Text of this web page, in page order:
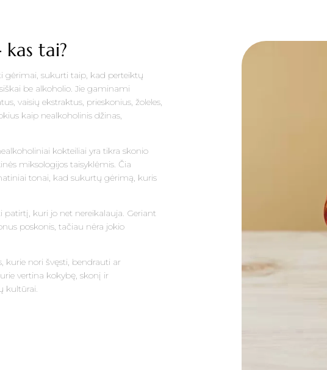
tai?
gėrimai, sukurti taip, kad perteiktų
be alkoholio. Jie gaminami
vaisių ekstraktus, prieskonius, žoleles,
kaip nealkoholinis džinas,
kokteiliai yra tikra skonio
miksologijos taisyklėmis. Čia
tonai, kad sukurtų gėrimą, kuris
kuri jo net nereikalauja. Geriant
poskonis, tačiau nėra jokio
kurie nori švęsti, bendrauti ar
vertina kokybę, skonį ir
kultūrai.